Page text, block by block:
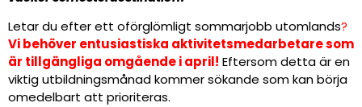
Letar du efter ett oförglömligt sommarjobb utomlands?
Vi behöver entusiastiska aktivitetsmedarbetare som
är tillgängliga omgående i april! Eftersom detta är en
viktig utbildningsmånad kommer sökande som kan börja
omedelbart att prioriteras.